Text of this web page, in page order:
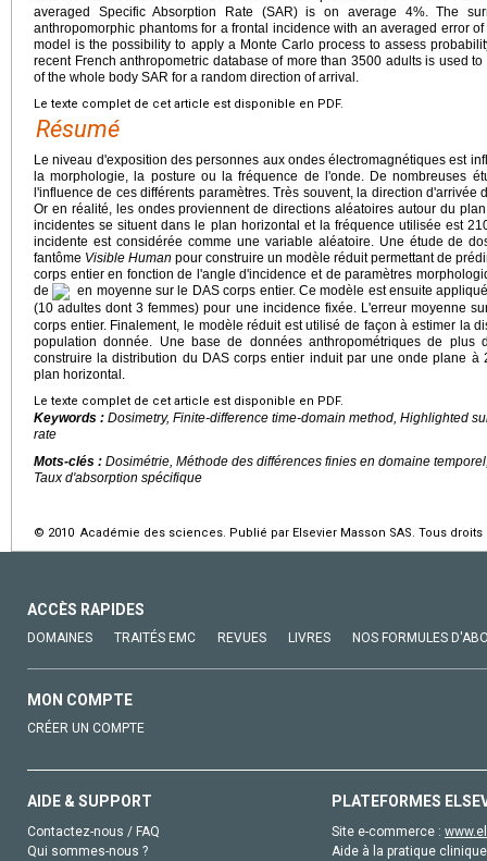
averaged Specific Absorption Rate (SAR) is on average 4%. The
anthropomorphic phantoms for a frontal incidence with an averaged error
model is the possibility to apply a Monte Carlo process to assess
recent French anthropometric database of more than 3500 adults is used
of the whole body SAR for a random direction of arrival.
Le texte complet de cet article est disponible en PDF.
Résumé
Le niveau d'exposition des personnes aux ondes électromagnétiques est
la morphologie, la posture ou la fréquence de l'onde. De nombreuses
l'influence de ces différents paramètres. Très souvent, la direction d'arrivée
Or en réalité, les ondes proviennent de directions aléatoires autour du
incidentes se situent dans le plan horizontal et la fréquence utilisée est
incidente est considérée comme une variable aléatoire. Une étude de
fantôme Visible Human pour construire un modèle réduit permettant de
corps entier en fonction de l'angle d'incidence et de paramètres
de
en moyenne sur le DAS corps entier. Ce modèle est ensuite
(10 adultes dont 3 femmes) pour une incidence fixée. L'erreur moyenne
corps entier. Finalement, le modèle réduit est utilisé de façon à estimer la
population donnée. Une base de données anthropométriques de
construire la distribution du DAS corps entier induit par une onde plane
plan horizontal.
Le texte complet de cet article est disponible en PDF.
Keywords : Dosimetry, Finite-difference time-domain method, Highlighted
rate
Mots-clés : Dosimétrie, Méthode des différences finies en domaine
Taux d'absorption spécifique
© 2010 Académie des sciences. Publié par Elsevier Masson SAS. Tous droits
ACCÈS RAPIDES
DOMAINES TRAITÉS EMC REVUES LIVRES NOS FORMULES
MON COMPTE
CRÉER UN COMPTE
AIDE & SUPPORT
Contactez-nous / FAQ
Qui sommes-nous ?
PLATEFORMES
Site e-commerce :
Aide à la pratique